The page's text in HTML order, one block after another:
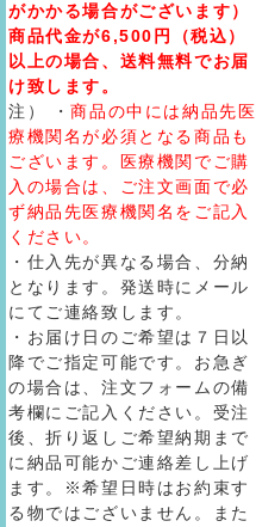
がかかる場合がございます）
商品代金が6,500円（税込）
以上の場合、送料無料でお届
け致します。
注） ・商品の中には納品先医
療機関名が必須となる商品も
ございます。医療機関でご購
入の場合は、ご注文画面で必
ず納品先医療機関名をご記入
ください。
・仕入先が異なる場合、分納
となります。発送時にメール
にてご連絡致します。
・お届け日のご希望は７日以
降でご指定可能です。お急ぎ
の場合は、注文フォームの備
考欄にご記入ください。受注
後、折り返しご希望納期まで
に納品可能かご連絡差し上げ
ます。※希望日時はお約束す
る物ではございません。また